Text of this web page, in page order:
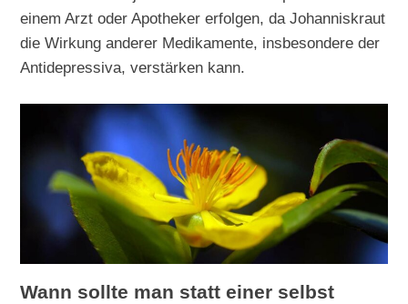
einem Arzt oder Apotheker erfolgen, da Johanniskraut
die Wirkung anderer Medikamente, insbesondere der
Antidepressiva, verstärken kann.
Wann sollte man statt einer selbst